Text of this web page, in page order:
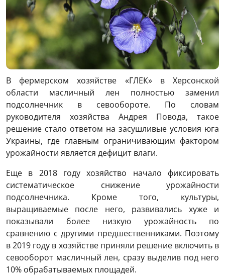
В фермерском хозяйстве «ГЛЕК» в Херсонской
области масличный лен полностью заменил
подсолнечник в севообороте. По словам
руководителя хозяйства Андрея Повода, такое
решение стало ответом на засушливые условия юга
Украины, где главным ограничивающим фактором
урожайности является дефицит влаги.
Еще в 2018 году хозяйство начало фиксировать
систематическое снижение урожайности
подсолнечника. Кроме того, культуры,
выращиваемые после него, развивались хуже и
показывали более низкую урожайность по
сравнению с другими предшественниками. Поэтому
в 2019 году в хозяйстве приняли решение включить в
севооборот масличный лен, сразу выделив под него
10% обрабатываемых площадей.